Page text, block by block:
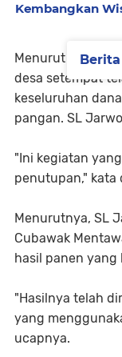
Kembangkan
Menurut Kepala
desa setempat
keseluruhan
pangan. SL
"Ini kegiatan
penutupan," kata
Menurutnya, SL
Cubawak
hasil panen yang
"Hasilnya telah
yang
ucapnya.